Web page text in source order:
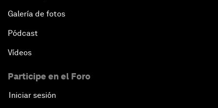
Galería de fotos
Pódcast
Vídeos
Participe en el Foro
Iniciar sesión